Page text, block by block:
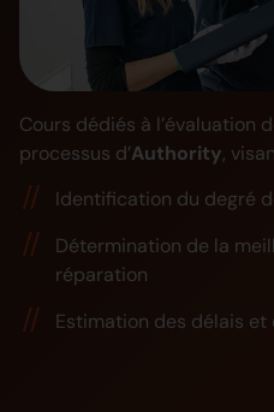
Cours dédiés à l’évaluation
processus d’Authority,
Identification du degré
Détermination de la
réparation
Estimation des délais et